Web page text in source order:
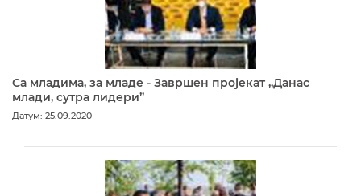
Са младима, за младе - Завршен пројекат „Данас
млади, сутра лидери”
Датум: 25.09.2020